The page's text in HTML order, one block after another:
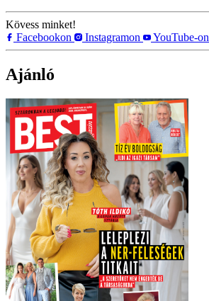
Kövess minket!
Facebookon
Instagramon YouTube-on
Ajánló